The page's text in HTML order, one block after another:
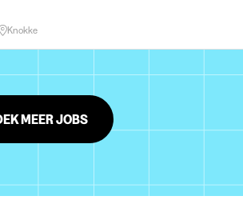
Knokke
MEER JOBS